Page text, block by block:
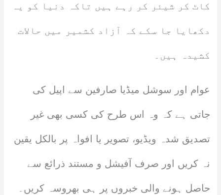
کاٹ کر شیئر کر رہے ہیں تاکہ دنیا کو یہ
دکھایا جا سکے کہ آزاد کشمیر میں حالات
کشیدہ ہیں۔
عوام اور سوشل میڈیا صارفین سے اپیل کی
جاتی ہے کہ وہ اس طرح کی کسی بھی غیر
تصدیق شدہ ویڈیو، تصویر یا افواہ پر بالکل یقین
نہ کریں اور صرف آفیشل و مستند ذرائع سے
حاصل ہونے والی خبروں پر ہی بھروسہ کریں۔